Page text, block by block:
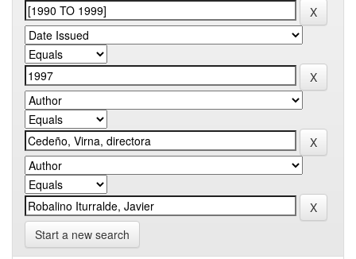
Start a new search